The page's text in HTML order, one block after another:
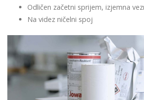
Odličen začetni sprijem, izjemna
Na videz ničelni spoj